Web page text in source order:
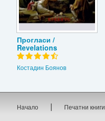
Прогласи /
Revelations
Костадин Боянов
Начало | Печатни книги